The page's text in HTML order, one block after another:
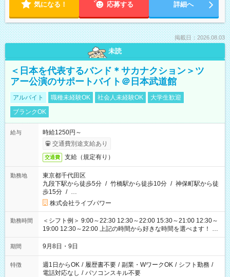
気になる！ 応募する 詳細へ
掲載日：2026.08.03
未読
＜日本を代表するバンド＊サカナクション＞ツ
アー公演のサポートバイト＠日本武道館
アルバイト 職種未経験OK 社会人未経験OK
大学生歓迎
ブランクOK
給与
時給1250円～
交通費別途支給あり
交通費 支給（規定有り）
勤務地
東京都千代田区
九段下駅から徒歩5分 / 竹橋駅から徒歩10分 / 神保町駅から徒
歩15分 / …
株式会社ライブパワー
勤務時間
＜シフト例＞ 9:00～22:30 12:30～22:00 15:30～21:00 12:30～
19:00 12:30～22:00 上記の時間から好きな時間を選べます！ ※
時間は変更となる可能性があります
期間 9月8日・9日
特徴 週1日からOK / 履歴書不要 / 副業・WワークOK / シフト勤務 /
電話対応なし / パソコンスキル不要